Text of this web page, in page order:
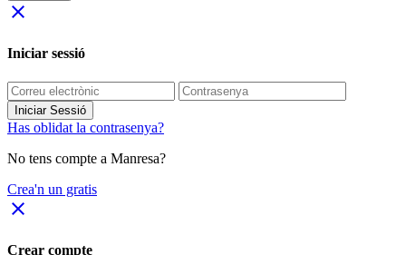
close
Iniciar sessió
Iniciar Sessió
Has oblidat la contrasenya?
No tens compte a Manresa?
Crea'n un gratis
close
Crear compte